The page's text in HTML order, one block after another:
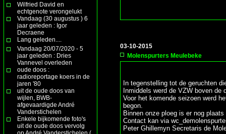
Wilfried David en
echtgenote verongelukt
Vandaag (30 augustus ) 6
jaar geleden : Igor
Decraene
Lang geleden....
Vandaag 20/07/2020 - 5
jaar geleden : Dries
Vannevel overleden
oude doos :
radioreportage koers in de
jaren '80
uit de oude doos van
wijlen, BWB-
afgevaardigde André
Vanderstichelen
Enkele bijkomende foto's
uit de oude doos vervolg
03-10-2015
Molenspurters Meulebeke
In tegenstelling tot de geruchten
Inmiddels werd de VZW boven de
Voor het komende seizoen werd
begon.
Binnen onze ploeg is er nog
Contact kan via
Peter Ghillemyn Secretaris de